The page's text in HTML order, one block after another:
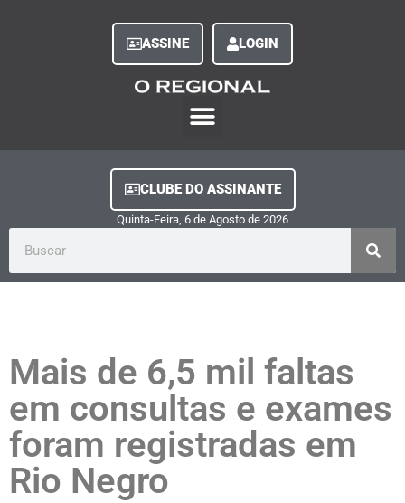
ASSINE LOGIN
CLUBE DO ASSINANTE
Quinta-Feira, 6 de Agosto de 2026
Mais de 6,5 mil faltas
em consultas e exames
foram registradas em
Rio Negro